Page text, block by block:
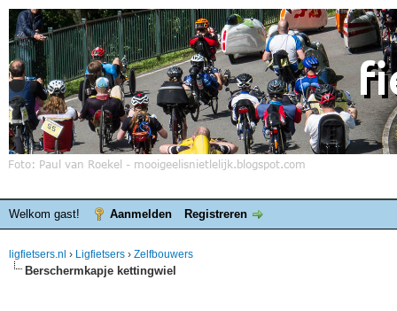
Welkom gast! Aanmelden Registreren
ligfietsers.nl › Ligfietsers › Zelfbouwers
Berschermkapje kettingwiel